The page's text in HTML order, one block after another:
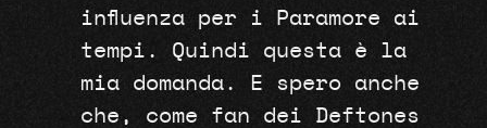
influenza per i Paramore ai
tempi. Quindi questa è la
mia domanda. E spero anche
che, come fan dei Deftones